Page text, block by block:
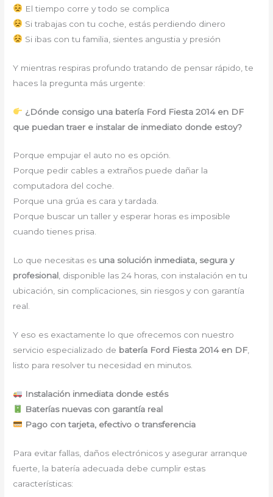
El tiempo corre y todo se complica
Si trabajas con tu coche, estás perdiendo dinero
Si ibas con tu familia, sientes angustia y presión
Y mientras respiras profundo tratando de pensar rápido, te
haces la pregunta más urgente:
¿Dónde consigo una batería Ford Fiesta 2014 en DF
que puedan traer e instalar de inmediato donde estoy?
Porque empujar el auto no es opción.
Porque pedir cables a extraños puede dañar la
computadora del coche.
Porque una grúa es cara y tardada.
Porque buscar un taller y esperar horas es imposible
cuando tienes prisa.
Lo que necesitas es una solución inmediata, segura y
profesional, disponible las 24 horas, con instalación en tu
ubicación, sin complicaciones, sin riesgos y con garantía
real.
Y eso es exactamente lo que ofrecemos con nuestro
servicio especializado de batería Ford Fiesta 2014 en DF
listo para resolver tu necesidad en minutos.
Instalación inmediata donde estés
Baterías nuevas con garantía real
Pago con tarjeta, efectivo o transferencia
Para evitar fallas, daños electrónicos y asegurar arranque
fuerte, la batería adecuada debe cumplir estas
características: